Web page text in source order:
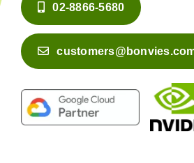
02-8866-5680